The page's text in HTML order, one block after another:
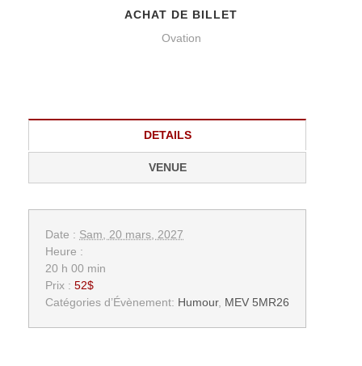
ACHAT DE BILLET
Ovation
DETAILS
VENUE
Date : Sam, 20 mars, 2027
Heure :
20 h 00 min
Prix : 52$
Catégories d’Évènement: Humour, MEV 5MR26